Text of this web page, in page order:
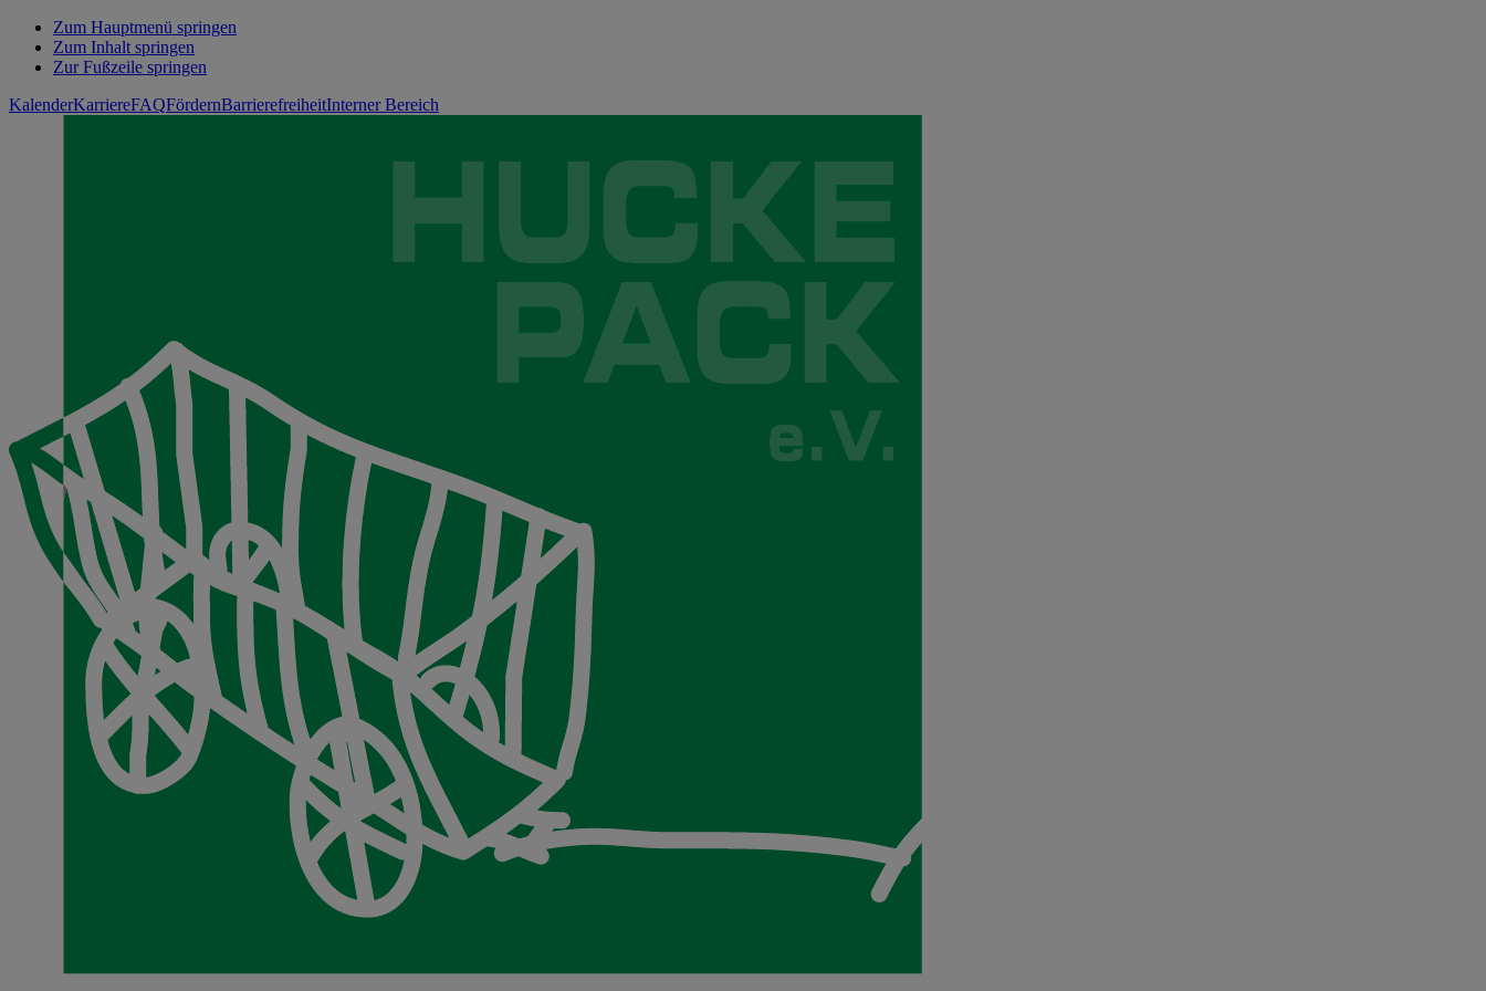
Zum Hauptmenü springen
Zum Inhalt springen
Zur Fußzeile springen
KalenderKarriereFAQFördernBarrierefreiheitInterner Bereich